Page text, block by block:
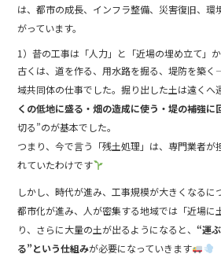
は、都市の成長、インフラ整備、災害復旧、環
がっています。
1）昔の工事は「人力」と「近場の埋め立て」
古くは、道を作る、用水路を掘る、堤防を築
域共同体の仕事でした。掘り出した土は遠くへ
くの低地に盛る・畑の造成に使う・堤の補強に
切る”のが基本でした。
つまり、今で言う「残土処理」は、専門業者が
れていたわけです
しかし、時代が進み、工事規模が大きくなるに
都市化が進み、人が密集する地域では「近場に
り、さらに大量の土が出るようになると、“運
る”という仕組みが必要になっていきます